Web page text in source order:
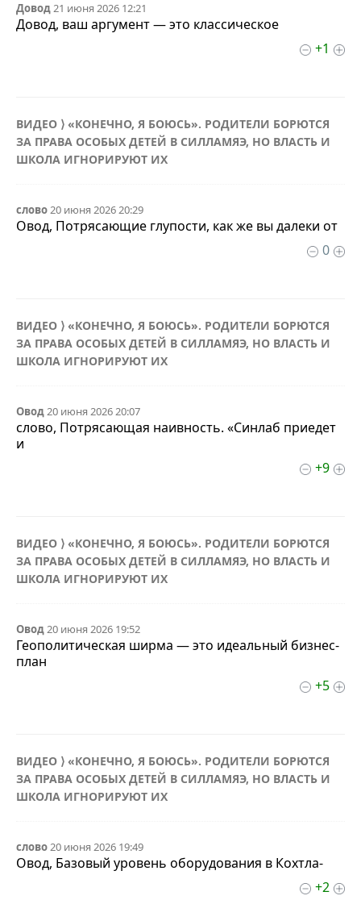
Довод21 июня 2026 12:21
Довод, ваш аргумент — это классическое
+1
ВИДЕО ⟩ «КОНЕЧНО, Я БОЮСЬ». РОДИТЕЛИ БОРЮТСЯ
ЗА ПРАВА ОСОБЫХ ДЕТЕЙ В СИЛЛАМЯЭ, НО ВЛАСТЬ И
ШКОЛА ИГНОРИРУЮТ ИХ
слово20 июня 2026 20:29
Овод, Потрясающие глупости, как же вы далеки от
0
ВИДЕО ⟩ «КОНЕЧНО, Я БОЮСЬ». РОДИТЕЛИ БОРЮТСЯ
ЗА ПРАВА ОСОБЫХ ДЕТЕЙ В СИЛЛАМЯЭ, НО ВЛАСТЬ И
ШКОЛА ИГНОРИРУЮТ ИХ
Овод20 июня 2026 20:07
слово, Потрясающая наивность. «Синлаб приедет
и
+9
ВИДЕО ⟩ «КОНЕЧНО, Я БОЮСЬ». РОДИТЕЛИ БОРЮТСЯ
ЗА ПРАВА ОСОБЫХ ДЕТЕЙ В СИЛЛАМЯЭ, НО ВЛАСТЬ И
ШКОЛА ИГНОРИРУЮТ ИХ
Овод20 июня 2026 19:52
Геополитическая ширма — это идеальный бизнес-
план
+5
ВИДЕО ⟩ «КОНЕЧНО, Я БОЮСЬ». РОДИТЕЛИ БОРЮТСЯ
ЗА ПРАВА ОСОБЫХ ДЕТЕЙ В СИЛЛАМЯЭ, НО ВЛАСТЬ И
ШКОЛА ИГНОРИРУЮТ ИХ
слово20 июня 2026 19:49
Овод, Базовый уровень оборудования в Кохтла-
+2